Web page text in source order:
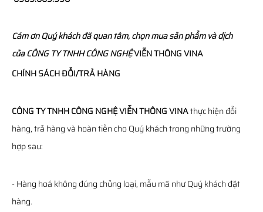
Cám ơn Quý khách đã quan tâm, chọn mua sản phẩm và dịch
củaCÔNG TY TNHH CÔNG NGHỆVIỄN THÔNGVINA
CHÍNH SÁCH ĐỔI/TRẢ HÀNG
CÔNG TY TNHH CÔNG NGHỆ VIỄN THÔNG VINAthực hiện đổi
hàng, trả hàng và hoàn tiền cho Quý khách trong những trường
hợp sau:
- Hàng hoá không đúng chủng loại, mẫu mã như Quý khách đặt
hàng.